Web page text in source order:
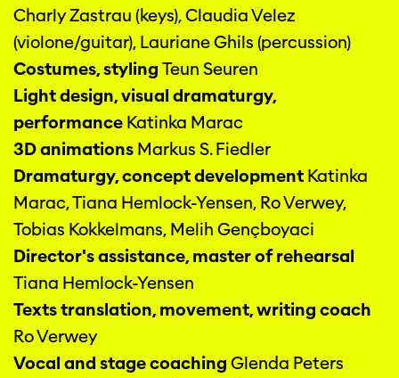
Charly Zastrau (keys), Claudia Velez
(violone/guitar), Lauriane Ghils (percussion)
Costumes, styling Teun Seuren
Light design, visual dramaturgy,
performance Katinka Marac
3D animations Markus S. Fiedler
Dramaturgy, concept development Katinka
Marac, Tiana Hemlock-Yensen, Ro Verwey,
Tobias Kokkelmans, Melih Gençboyaci
Director's assistance, master of rehearsal
Tiana Hemlock-Yensen
Texts translation, movement, writing coach
Ro Verwey
Vocal and stage coaching Glenda Peters